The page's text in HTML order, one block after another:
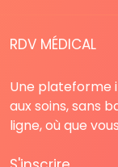
RDV MÉDICAL
Une plateforme
aux soins, sans
ligne, où que